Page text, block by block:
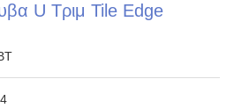
U Τριμ Tile Edge